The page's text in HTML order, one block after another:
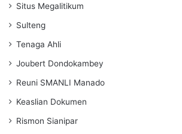
Situs Megalitikum
Sulteng
Tenaga Ahli
Joubert Dondokambey
Reuni SMANLI Manado
Keaslian Dokumen
Rismon Sianipar